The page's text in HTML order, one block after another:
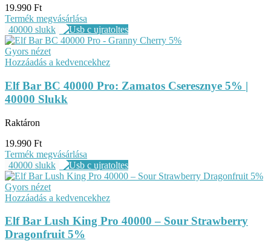
19.990 Ft
Termék megvásárlása
40000 slukk
Gyors nézet
Hozzáadás a kedvencekhez
Elf Bar BC 40000 Pro: Zamatos Cseresznye 5% |
40000 Slukk
Raktáron
19.990 Ft
Termék megvásárlása
40000 slukk
Gyors nézet
Hozzáadás a kedvencekhez
Elf Bar Lush King Pro 40000 – Sour Strawberry
Dragonfruit 5%